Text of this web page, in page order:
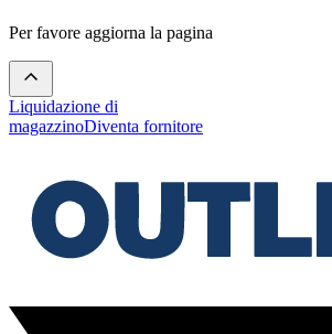
Per favore aggiorna la pagina
Liquidazione di
magazzinoDiventa fornitore